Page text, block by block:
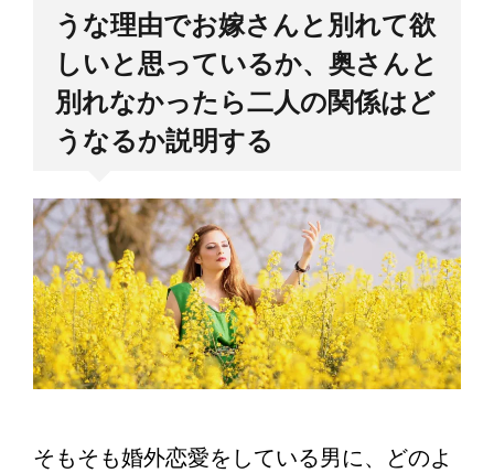
うな理由でお嫁さんと別れて欲
しいと思っているか、奥さんと
別れなかったら二人の関係はど
うなるか説明する
そもそも婚外恋愛をしている男に、どのよ